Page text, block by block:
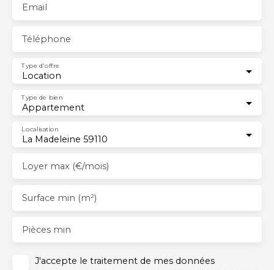
Email
Téléphone
Location
Type d'offre
Appartement
Type de bien
La Madeleine 59110
Localisation
Loyer max (€/mois)
Surface min (m²)
Pièces min
J'accepte le traitement de mes données